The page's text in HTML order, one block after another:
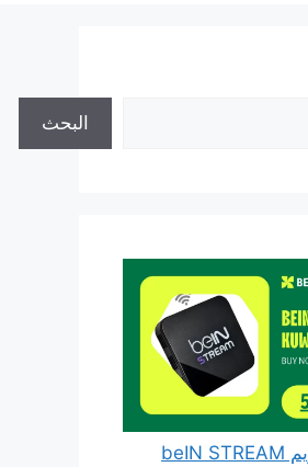
البحث
جهاز بي ان ستريم beIN STREAM